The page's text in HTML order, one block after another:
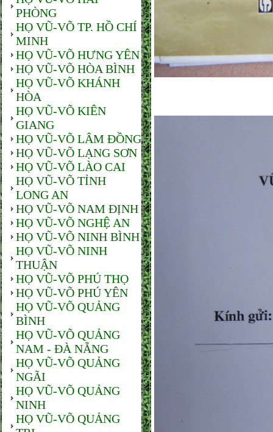
PHÒNG
HỌ VŨ-VÕ TP. HỒ CHÍ
MINH
HỌ VŨ-VÕ HƯNG YÊN
HỌ VŨ-VÕ HÒA BÌNH
HỌ VŨ-VÕ KHÁNH
HÒA
HỌ VŨ-VÕ KIÊN
GIANG
HỌ VŨ-VÕ LÂM ĐỒNG
HỌ VŨ-VÕ LẠNG SƠN
HỌ VŨ-VÕ LÀO CAI
HỌ VŨ-VÕ TỈNH
LONG AN
HỌ VŨ-VÕ NAM ĐỊNH
HỌ VŨ-VÕ NGHỆ AN
HỌ VŨ-VÕ NINH BÌNH
HỌ VŨ-VÕ NINH
THUẬN
HỌ VŨ-VÕ PHÚ THỌ
HỌ VŨ-VÕ PHÚ YÊN
HỌ VŨ-VÕ QUẢNG
BÌNH
HỌ VŨ-VÕ QUẢNG
NAM - ĐÀ NẴNG
HỌ VŨ-VÕ QUẢNG
NGÃI
HỌ VŨ-VÕ QUẢNG
NINH
HỌ VŨ-VÕ QUẢNG